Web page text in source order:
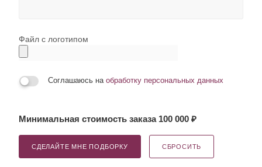
Файл с логотипом
Соглашаюсь на обработку персональных данных
Минимальная стоимость заказа 100 000 ₽
СДЕЛАЙТЕ МНЕ ПОДБОРКУ СБРОСИТЬ